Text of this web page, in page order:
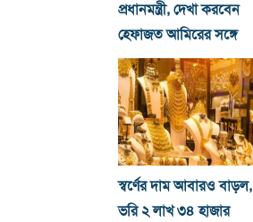
প্রধানমন্ত্রী, দেখা করবেন
হেফাজত আমিরের সঙ্গে
স্বর্ণের দাম আবারও বাড়ল,
ভরি ২ লাখ ৩৪ হাজার